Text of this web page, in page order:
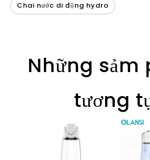
Chai nước di động hydro
Những sảm
tương